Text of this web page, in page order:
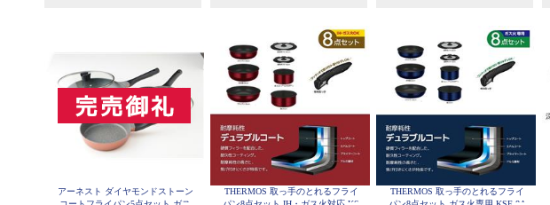
アーネスト ダイヤモンドストーン
THERMOS 取っ手のとれるフライ
THERMOS 取っ手のとれるフライ